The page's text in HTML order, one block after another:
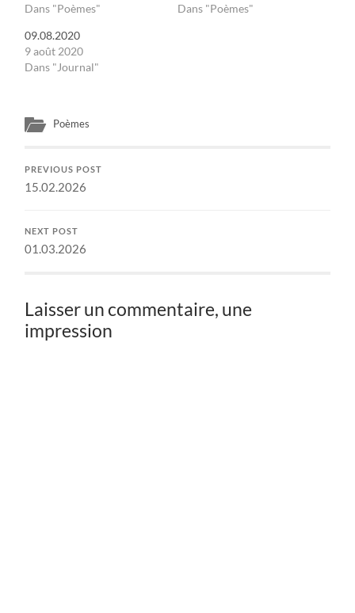
Dans "Poèmes"
Dans "Poèmes"
09.08.2020
9 août 2020
Dans "Journal"
Poèmes
PREVIOUS POST
15.02.2026
NEXT POST
01.03.2026
Laisser un commentaire, une
impression